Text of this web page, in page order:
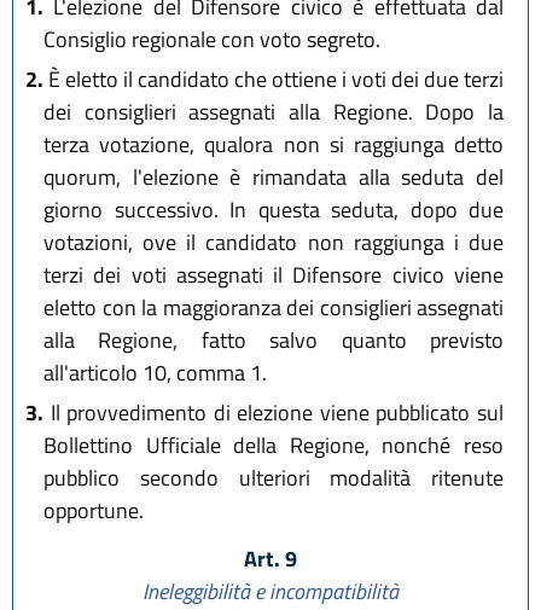
1. L'elezione del Difensore civico è effettuata dal
Consiglio regionale con voto segreto.
2. È eletto il candidato che ottiene i voti dei due terzi
dei consiglieri assegnati alla Regione. Dopo la
terza votazione, qualora non si raggiunga detto
quorum, l'elezione è rimandata alla seduta del
giorno successivo. In questa seduta, dopo due
votazioni, ove il candidato non raggiunga i due
terzi dei voti assegnati il Difensore civico viene
eletto con la maggioranza dei consiglieri assegnati
alla Regione, fatto salvo quanto previsto
all'articolo 10, comma 1.
3. Il provvedimento di elezione viene pubblicato sul
Bollettino Ufficiale della Regione, nonché reso
pubblico secondo ulteriori modalità ritenute
opportune.
Art. 9
Ineleggibilità e incompatibilità